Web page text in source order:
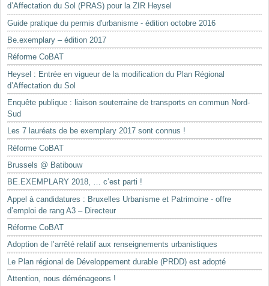
d’Affectation du Sol (PRAS) pour la ZIR Heysel
Guide pratique du permis d'urbanisme - édition octobre 2016
Be.exemplary – édition 2017
Réforme CoBAT
Heysel : Entrée en vigueur de la modification du Plan Régional
d’Affectation du Sol
Enquête publique : liaison souterraine de transports en commun Nord-
Sud
Les 7 lauréats de be exemplary 2017 sont connus !
Réforme CoBAT
Brussels @ Batibouw
BE.EXEMPLARY 2018, … c’est parti !
Appel à candidatures : Bruxelles Urbanisme et Patrimoine - offre
d’emploi de rang A3 – Directeur
Réforme CoBAT
Adoption de l’arrêté relatif aux renseignements urbanistiques
Le Plan régional de Développement durable (PRDD) est adopté
Attention, nous déménageons !